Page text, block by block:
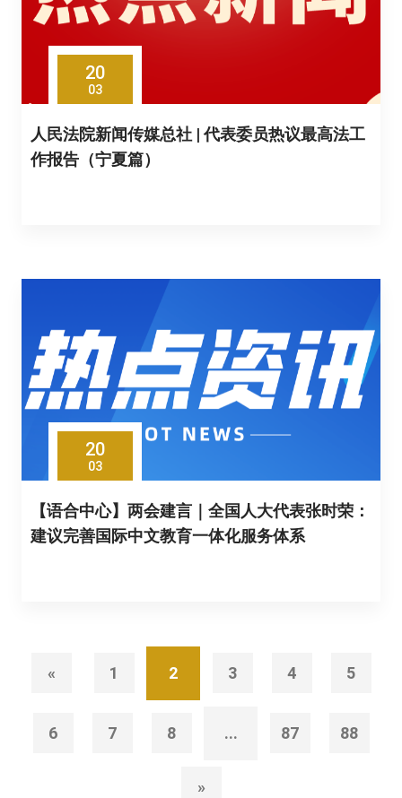
20
03
人民法院新闻传媒总社 | 代表委员热议最高法工
作报告（宁夏篇）
20
03
【语合中心】两会建言｜全国人大代表张时荣：
建议完善国际中文教育一体化服务体系
« 1 2 3 4 5
6 7 8 ... 87 88
»